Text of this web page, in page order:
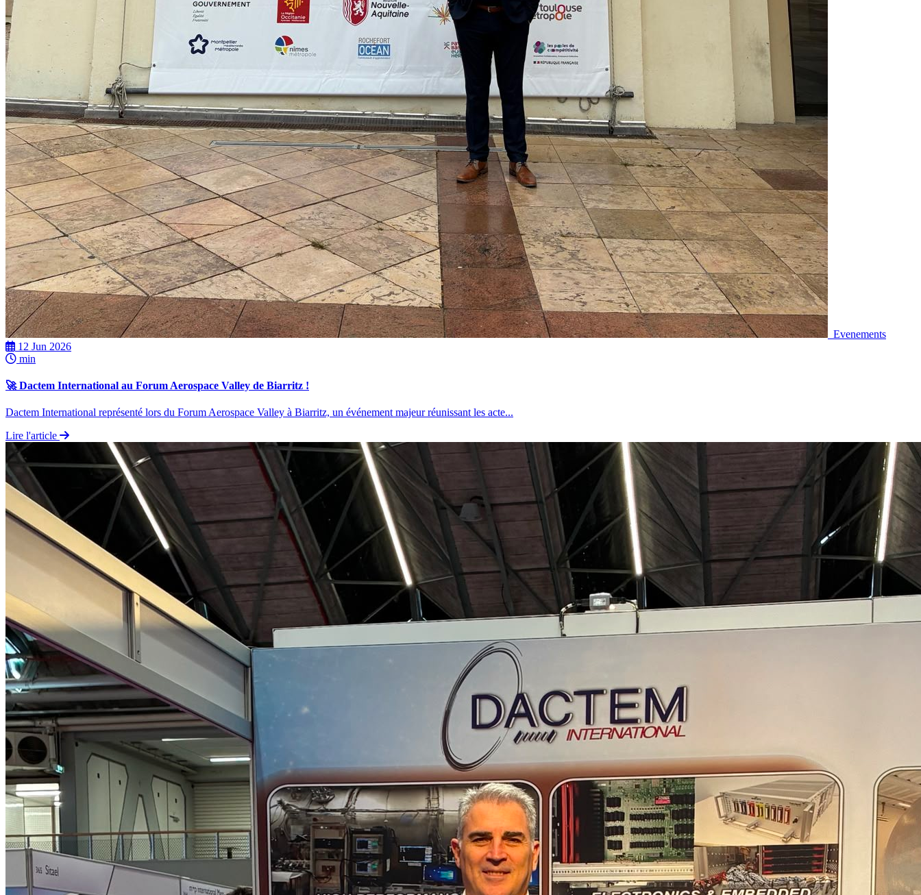
Evenements
12 Jun 2026
min
🚀 Dactem International au Forum Aerospace Valley de Biarritz !
Dactem International représenté lors du Forum Aerospace Valley à Biarritz, un événement majeur réunissant les acte...
Lire l'article